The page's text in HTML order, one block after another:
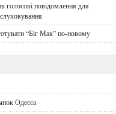
голосові повідомлення для
“Біг Мак” по-новому
Одесса